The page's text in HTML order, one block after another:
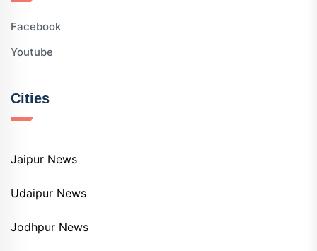
Facebook
Youtube
Cities
Jaipur News
Udaipur News
Jodhpur News